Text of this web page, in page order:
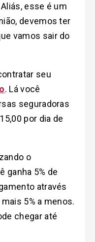
Aliás, esse é um
devemos ter
vamos sair do
seu
. Lá você
seguradoras
por dia de
o
ganha 5% de
através
5% a menos.
chegar até